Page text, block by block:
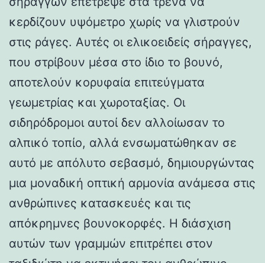
κερδίζουν υψόμετρο χωρίς να γλιστρούν
στις ράγες. Αυτές οι ελικοειδείς σήραγγες,
που στρίβουν μέσα στο ίδιο το βουνό,
αποτελούν κορυφαία επιτεύγματα
γεωμετρίας και χωροταξίας. Οι
σιδηρόδρομοι αυτοί δεν αλλοίωσαν το
αλπικό τοπίο, αλλά ενσωματώθηκαν σε
αυτό με απόλυτο σεβασμό, δημιουργώντας
μια μοναδική οπτική αρμονία ανάμεσα στις
ανθρώπινες κατασκευές και τις
απόκρημνες βουνοκορφές. Η διάσχιση
αυτών των γραμμών επιτρέπει στον